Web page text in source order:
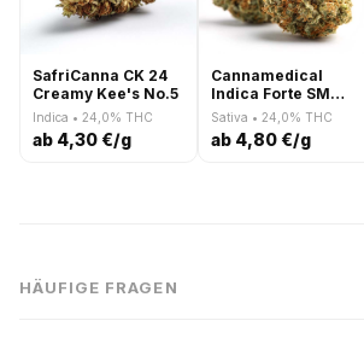
SafriCanna CK 24
Creamy Kee's No.5
Indica • 24,0% THC
ab 4,30 €/g
Cannamedical
Indica Forte SM
Pineapple Express
Sativa • 24,0% THC
ab 4,80 €/g
HÄUFIGE FRAGEN